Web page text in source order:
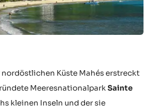
nordöstlichen Küste Mahés erstreckt
Meeresnationalpark Sainte
kleinen Inseln und der sie